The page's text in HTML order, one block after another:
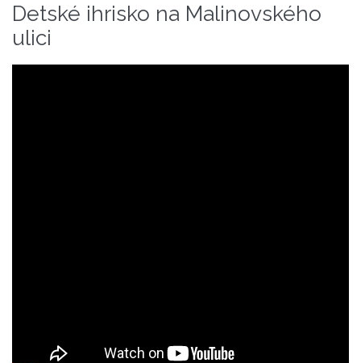
Detské ihrisko na Malinovského
ulici